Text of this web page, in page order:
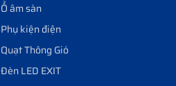
Ổ âm sàn
Phụ kiện điện
Quạt Thông Gió
Đèn LED EXIT